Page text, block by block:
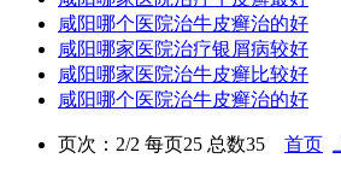
咸阳哪个医院治牛皮癣治的好
咸阳哪家医院治疗银屑病较好
咸阳哪家医院治牛皮癣比较好
咸阳哪个医院治牛皮癣治的好
页次：2/2 每页25 总数35 首页